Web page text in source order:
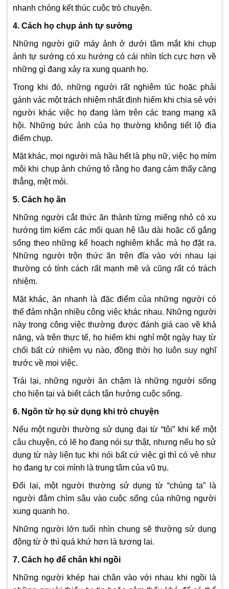
nhanh chóng kết thúc cuộc trò chuyện.
4. Cách họ chụp ảnh tự sướng
Những người giữ máy ảnh ở dưới tầm mắt khi chụp
ảnh tự sướng có xu hướng có cái nhìn tích cực hơn về
những gì đang xảy ra xung quanh họ.
Trong khi đó, những người rất nghiêm túc hoặc phải
gánh vác một trách nhiệm nhất định hiếm khi chia sẻ với
người khác việc họ đang làm trên các trang mạng xã
hội. Những bức ảnh của họ thường không tiết lộ địa
điểm chụp.
Mặt khác, mọi người mà hầu hết là phụ nữ, việc họ mím
môi khi chụp ảnh chứng tỏ rằng họ đang cảm thấy căng
thẳng, mệt mỏi.
5. Cách họ ăn
Những người cắt thức ăn thành từng miếng nhỏ có xu
hướng tìm kiếm các mối quan hệ lâu dài hoặc cố gắng
sống theo những kế hoạch nghiêm khắc mà họ đặt ra.
Những người trộn thức ăn trên đĩa vào với nhau lại
thường có tính cách rất mạnh mẽ và cũng rất có trách
nhiệm.
Mặt khác, ăn nhanh là đặc điểm của những người có
thể đảm nhận nhiều công việc khác nhau. Những người
này trong công việc thường được đánh giá cao về khả
năng, và trên thực tế, họ hiếm khi nghỉ một ngày hay từ
chối bất cứ nhiệm vụ nào, đồng thời họ luôn suy nghĩ
trước về mọi việc.
Trái lại, những người ăn chậm là những người sống
cho hiện tại và biết cách tận hưởng cuộc sống.
6. Ngôn từ họ sử dụng khi trò chuyện
Nếu một người thường sử dụng đại từ “tôi” khi kể một
câu chuyện, có lẽ họ đang nói sự thật, nhưng nếu họ sử
dụng từ này liên tục khi nói bất cứ việc gì thì có vẻ như
họ đang tự coi mình là trung tâm của vũ trụ.
Đổi lại, một người thường sử dụng từ “chúng ta” là
người đắm chìm sâu vào cuộc sống của những người
xung quanh họ.
Những người lớn tuổi nhìn chung sẽ thường sử dụng
động từ ở thì quá khứ hơn là tương lai.
7. Cách họ để chân khi ngồi
Những người khép hai chân vào với nhau khi ngồi là